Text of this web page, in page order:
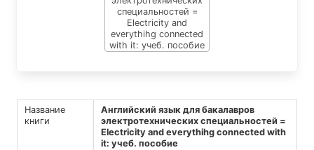
Название
книги
Английский язык для бакалавров
электротехнических специальностей =
Electricity and everythihg connected with
it: учеб. пособие